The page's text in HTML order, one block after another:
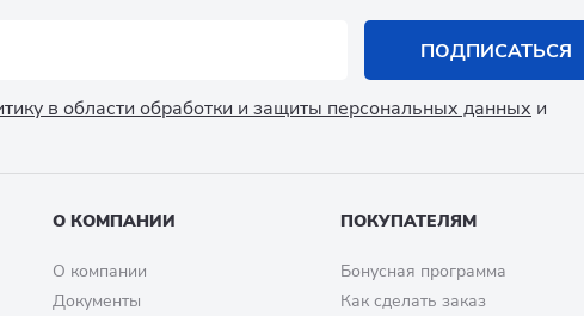
ПОДПИСАТЬСЯ
в области обработки и защиты персональных данных и
О КОМПАНИИ
О компании
Документы
ПОКУПАТЕЛЯМ
Бонусная программа
Как сделать заказ